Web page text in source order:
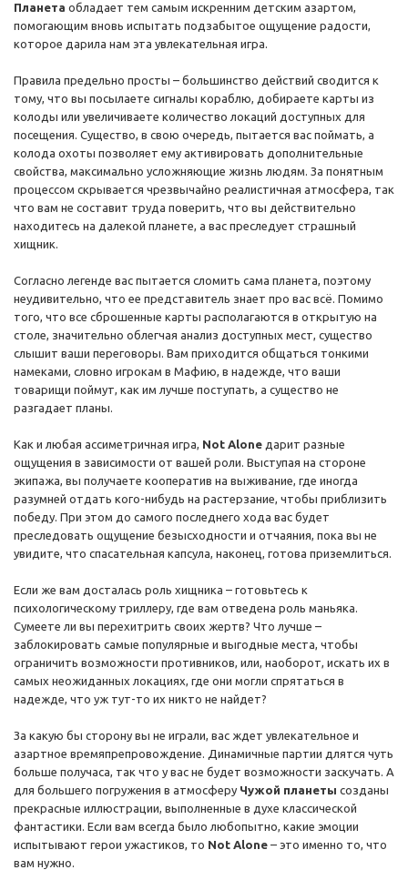
Планета обладает тем самым искренним детским азартом,
помогающим вновь испытать подзабытое ощущение радости,
которое дарила нам эта увлекательная игра.
Правила предельно просты – большинство действий сводится к
тому, что вы посылаете сигналы кораблю, добираете карты из
колоды или увеличиваете количество локаций доступных для
посещения. Существо, в свою очередь, пытается вас поймать, а
колода охоты позволяет ему активировать дополнительные
свойства, максимально усложняющие жизнь людям. За понятным
процессом скрывается чрезвычайно реалистичная атмосфера, так
что вам не составит труда поверить, что вы действительно
находитесь на далекой планете, а вас преследует страшный
хищник.
Согласно легенде вас пытается сломить сама планета, поэтому
неудивительно, что ее представитель знает про вас всё. Помимо
того, что все сброшенные карты располагаются в открытую на
столе, значительно облегчая анализ доступных мест, существо
слышит ваши переговоры. Вам приходится общаться тонкими
намеками, словно игрокам в Мафию, в надежде, что ваши
товарищи поймут, как им лучше поступать, а существо не
разгадает планы.
Как и любая ассиметричная игра, Not Alone дарит разные
ощущения в зависимости от вашей роли. Выступая на стороне
экипажа, вы получаете кооператив на выживание, где иногда
разумней отдать кого-нибудь на растерзание, чтобы приблизить
победу. При этом до самого последнего хода вас будет
преследовать ощущение безысходности и отчаяния, пока вы не
увидите, что спасательная капсула, наконец, готова приземлиться.
Если же вам досталась роль хищника – готовьтесь к
психологическому триллеру, где вам отведена роль маньяка.
Сумеете ли вы перехитрить своих жертв? Что лучше –
заблокировать самые популярные и выгодные места, чтобы
ограничить возможности противников, или, наоборот, искать их в
самых неожиданных локациях, где они могли спрятаться в
надежде, что уж тут-то их никто не найдет?
За какую бы сторону вы не играли, вас ждет увлекательное и
азартное времяпрепровождение. Динамичные партии длятся чуть
больше получаса, так что у вас не будет возможности заскучать. А
для большего погружения в атмосферу Чужой планеты созданы
прекрасные иллюстрации, выполненные в духе классической
фантастики. Если вам всегда было любопытно, какие эмоции
испытывают герои ужастиков, то Not Alone – это именно то, что
вам нужно.